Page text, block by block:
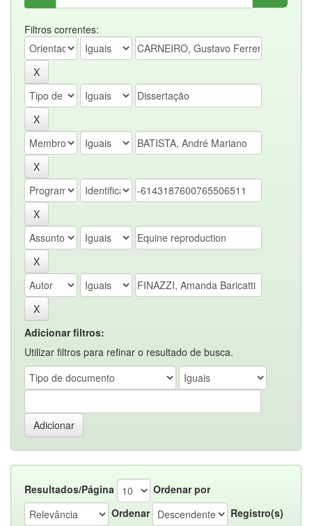
Filtros correntes:
Adicionar filtros:
Utilizar filtros para refinar o resultado de busca.
Resultados/Página
Ordenar por
Ordenar
Registro(s)